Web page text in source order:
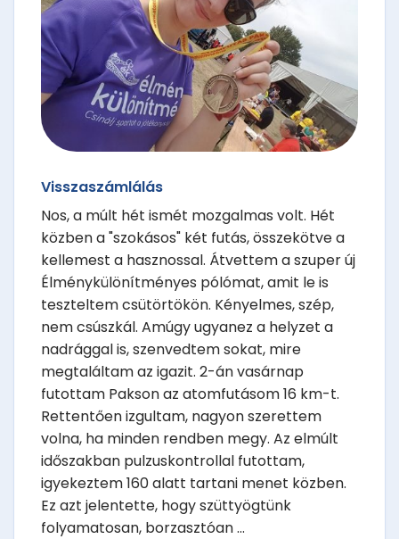
Visszaszámlálás
Nos, a múlt hét ismét mozgalmas volt. Hét
közben a "szokásos" két futás, összekötve a
kellemest a hasznossal. Átvettem a szuper új
Élménykülönítményes pólómat, amit le is
teszteltem csütörtökön. Kényelmes, szép,
nem csúszkál. Amúgy ugyanez a helyzet a
nadrággal is, szenvedtem sokat, mire
megtaláltam az igazit. 2-án vasárnap
futottam Pakson az atomfutásom 16 km-t.
Rettentően izgultam, nagyon szerettem
volna, ha minden rendben megy. Az elmúlt
időszakban pulzuskontrollal futottam,
igyekeztem 160 alatt tartani menet közben.
Ez azt jelentette, hogy szüttyögtünk
folyamatosan, borzasztóan ...